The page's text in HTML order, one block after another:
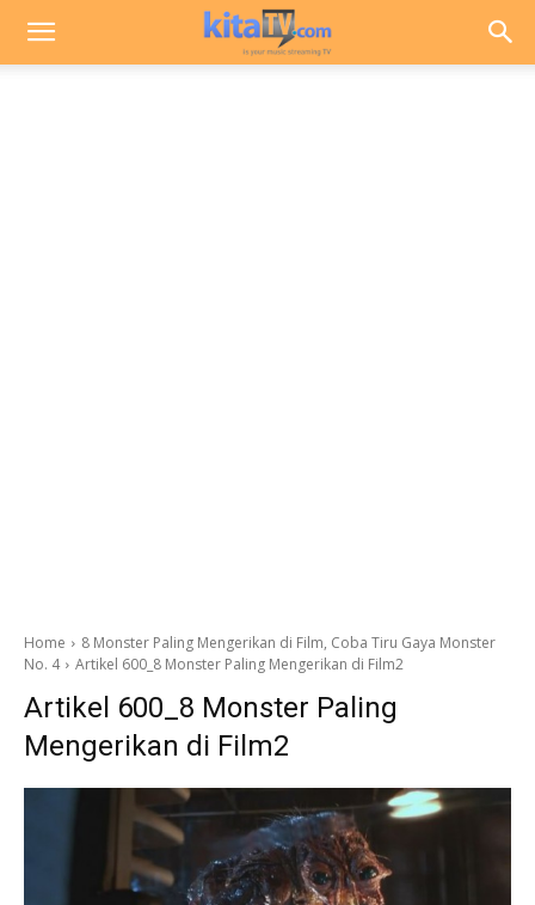
Home
8 Monster Paling Mengerikan di Film, Coba Tiru Gaya Monster
No. 4
Artikel 600_8 Monster Paling Mengerikan di Film2
Artikel 600_8 Monster Paling
Mengerikan di Film2